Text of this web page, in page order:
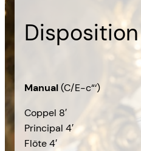
Disposition
Manual(C/E-c“‘)
Coppel 8′
Principal 4′
Flöte 4′